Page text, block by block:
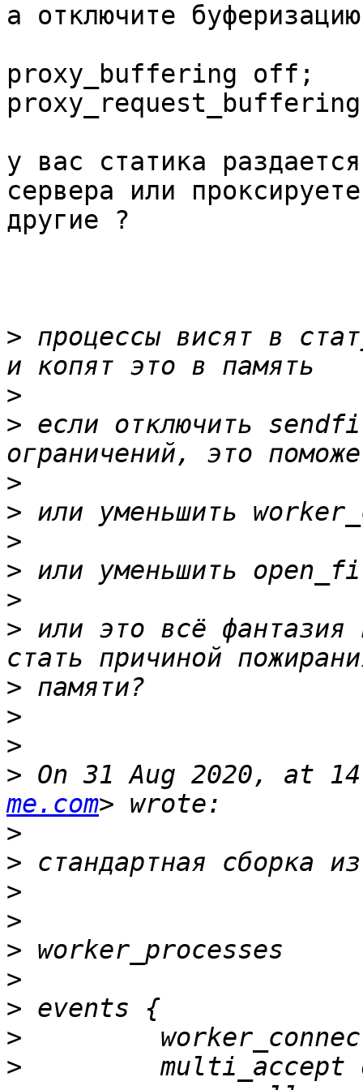
а отключите
proxy_buffering off;
у вас статика
сервера или
другие ?
> процессы висят в
>
> если отключить
>
>
>
>
>
> или это всё фантазия
>
>
>
> On 31 Aug 2020, at
me.com
>
>
>
>
>
>
>
>
>